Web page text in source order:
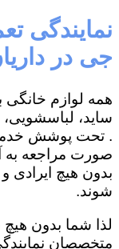
نمایندگی
جی در
همه لوازم خانگی
ساید،
. تحت پوشش
صورت مراجعه به
بدون هیچ ایرادی
شوند.
لذا شما بدون
متخصصان